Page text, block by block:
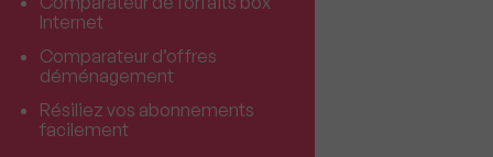
Internet
Comparateur d’offres
déménagement
Résiliez vos abonnements
facilement